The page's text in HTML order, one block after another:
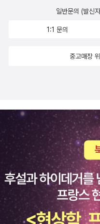
관'https://
체…정부 대응은 '제자리
˝두말없이˝ 그 집에 찾아와 같
아가며 세상을 등졌고, 그때마
고 간간이 얘기하다 자는 게 전
게 그런 사람이 있니 라고 묻기
고 생각했다.덧붙여. 폴스타프
는 시집을 만났네요. ^^
을 보니, 적절한 때 잘 구입했
살 사전」시리즈는 아이들보다
간 9살의 과거를 돌아보는. 그
게 자라나길 바라면서 페이퍼
일반문의 (발신
1:1 문의
중고매장